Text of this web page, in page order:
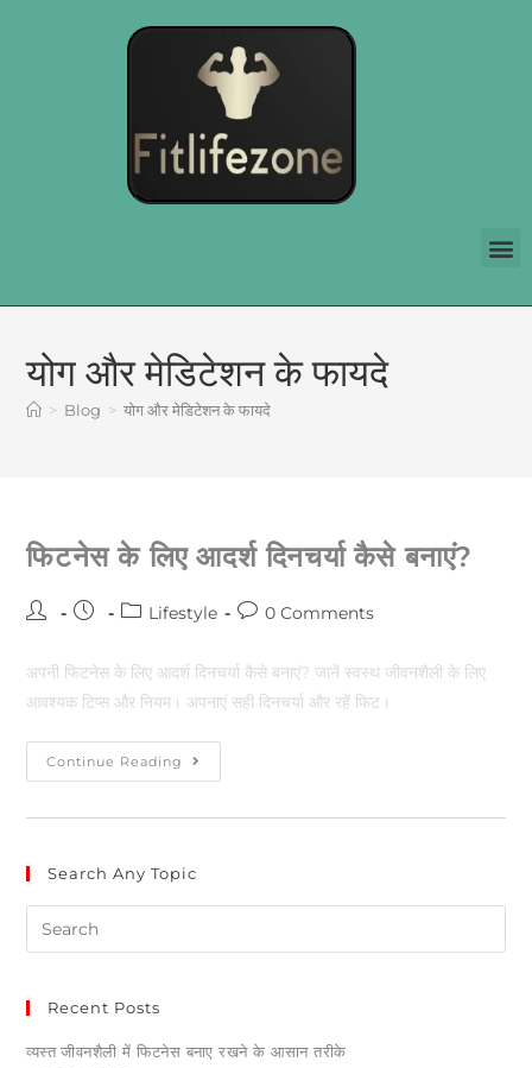
योग और मेडिटेशन के फायदे
> Blog > योग और मेडिटेशन के फायदे
फिटनेस के लिए आदर्श दिनचर्या कैसे बनाएं?
Lifestyle 0 Comments
अपनी फिटनेस के लिए आदर्श दिनचर्या कैसे बनाएं? जानें स्वस्थ जीवनशैली के लिए
आवश्यक टिप्स और नियम। अपनाएं सही दिनचर्या और रहें फिट।
Continue Reading
Search Any Topic
Recent Posts
व्यस्त जीवनशैली में फिटनेस बनाए रखने के आसान तरीके